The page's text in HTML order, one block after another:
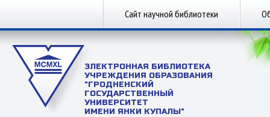
Сайт научной библиотеки
ЭЛЕКТРОННАЯ БИБЛИОТЕКА
УЧРЕЖДЕНИЯ ОБРАЗОВАНИЯ
"ГРОДНЕНСКИЙ
ГОСУДАРСТВЕННЫЙ
УНИВЕРСИТЕТ
ИМЕНИ ЯНКИ КУПАЛЫ"